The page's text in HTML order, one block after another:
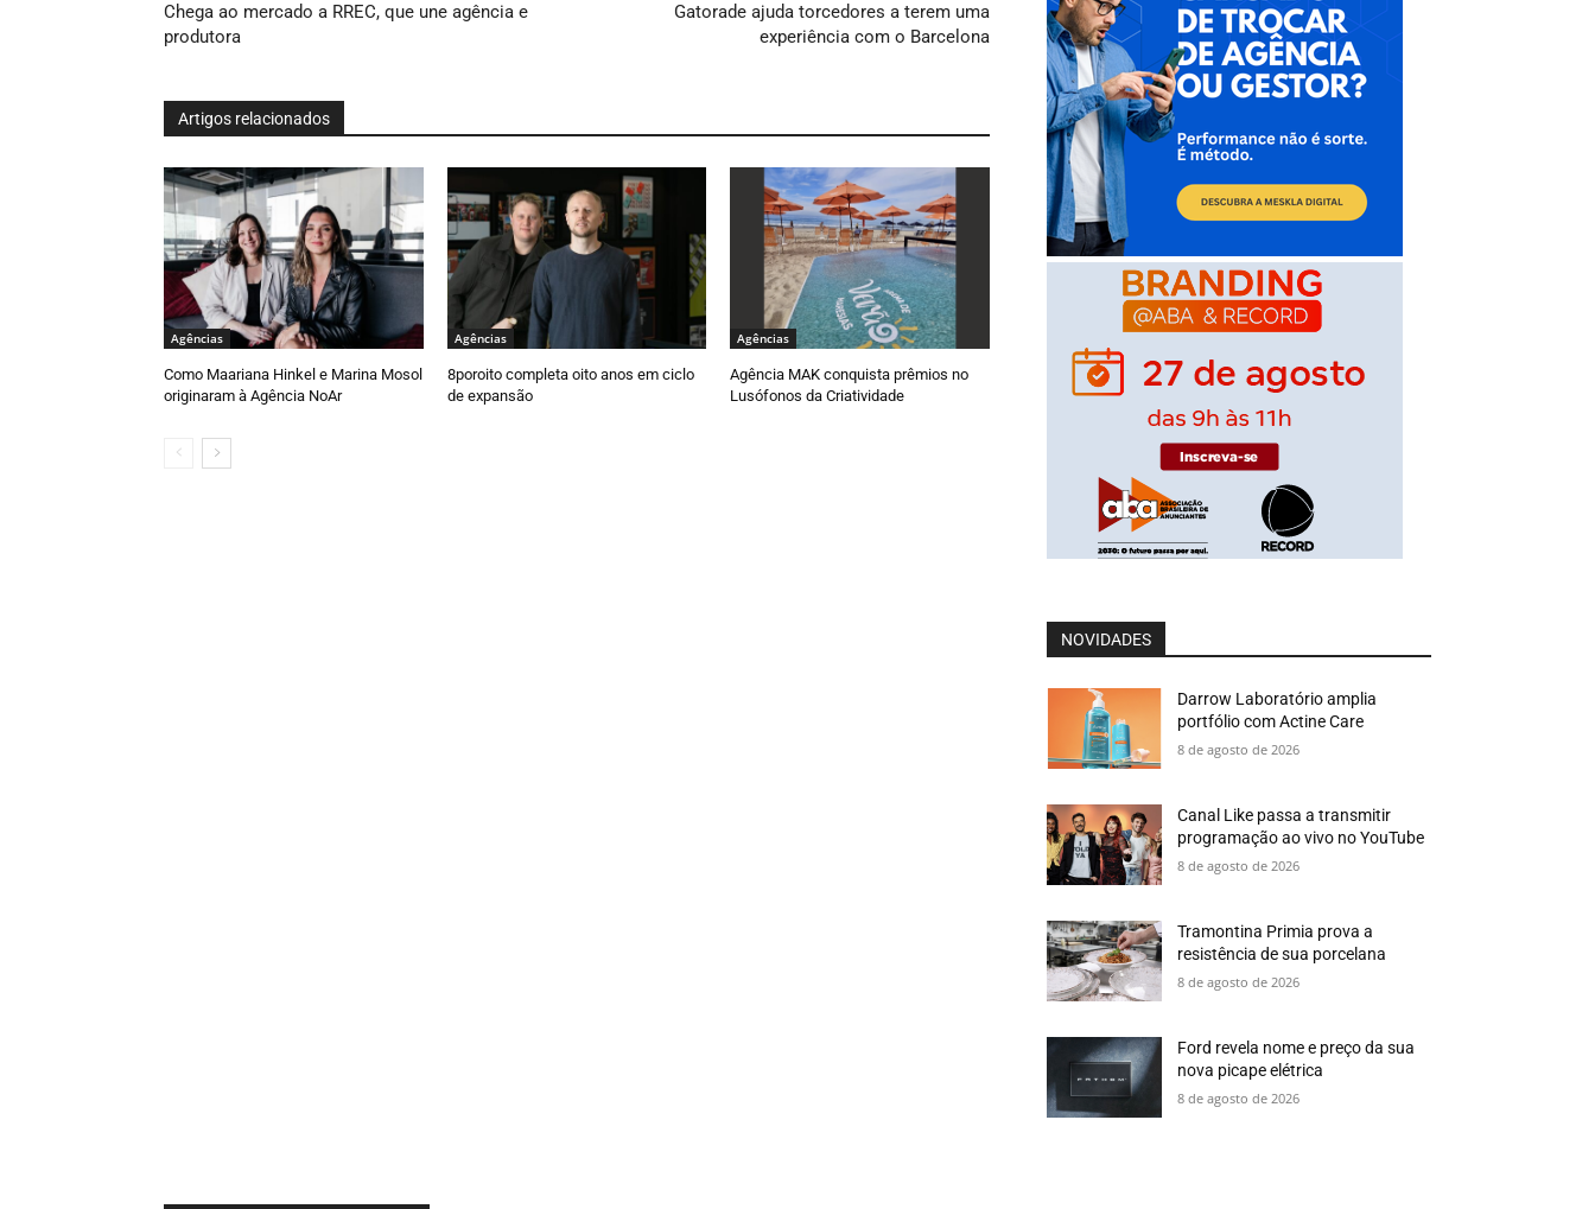
Chega ao mercado a RREC, que une agência e
produtora
Gatorade ajuda torcedores a terem uma
experiência com o Barcelona
Artigos relacionados
Agências
Como Maariana Hinkel e Marina Mosol
originaram à Agência NoAr
Agências
8poroito completa oito anos em ciclo
de expansão
Agências
Agência MAK conquista prêmios no
Lusófonos da Criatividade
NOVIDADES
Darrow Laboratório amplia
portfólio com Actine Care
8 de agosto de 2026
Canal Like passa a transmitir
programação ao vivo no YouTube
8 de agosto de 2026
Tramontina Primia prova a
resistência de sua porcelana
8 de agosto de 2026
Ford revela nome e preço da sua
nova picape elétrica
8 de agosto de 2026